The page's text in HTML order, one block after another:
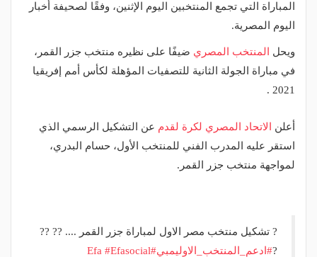
المباراة التي تجمع المنتخبين اليوم الإثنين، وفقًا لصحيفة أخبار
اليوم المصرية.
ويحل المنتخب المصري ضيفًا على نظيره منتخب جزر القمر،
في مباراة الجولة الثانية للتصفيات المؤهلة لكأس أمم إفريقيا
2021 .
أعلن الاتحاد المصري لكرة لقدم عن التشكيل الرسمي الذي
استقر عليه المدرب الفني للمنتخب الأول، حسام البدري،
لمواجهة منتخب جزر القمر.
? تشكيل منتخب مصر الاول لمباراة جزر القمر .... ?? ??
?#ادعم_المنتخب_الاوليمبي#Efa
#Efasocial